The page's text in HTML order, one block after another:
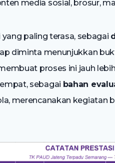
media sosial, brosur,
paling terasa, sebagai
diminta menunjukkan
proses ini jauh
sebagai bahan
merencanakan kegiatan